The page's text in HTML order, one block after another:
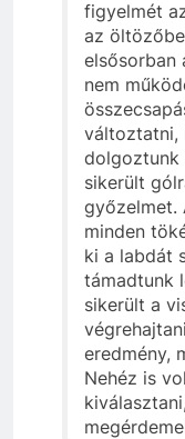
figyelmét
az
elsősorban
nem
változtatni,
dolgoztunk
sikerült
győzelmet.
minden
ki a labdát
támadtunk
sikerült a
eredmény,
Nehéz is